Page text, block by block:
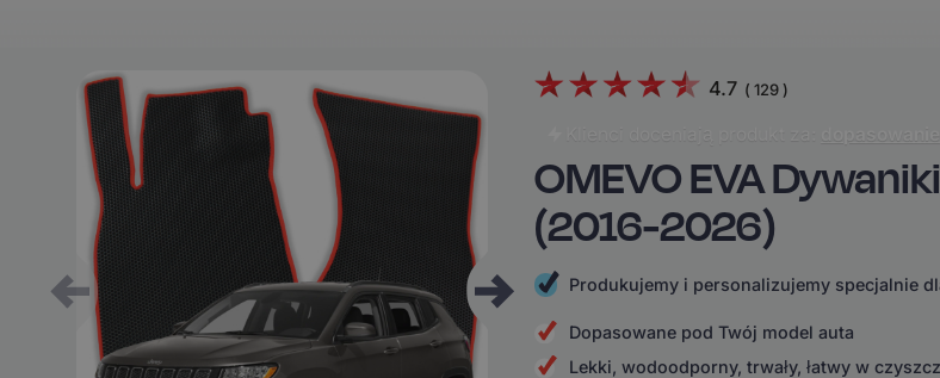
4.7 ( 129)
Klienci doceniają produkt za: dopasowanie
OMEVO EVA
(2016-2026)
Produkujemy i personalizujemy specjalnie
Dopasowane pod Twój model auta
Lekki, wodoodporny, trwały, łatwy w